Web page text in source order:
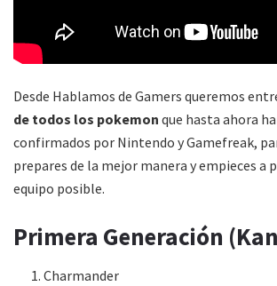
Desde Hablamos de Gamers queremos
de todos los pokemon que hasta ahora
confirmados por Nintendo y Gamefreak,
prepares de la mejor manera y empieces a
equipo posible.
Primera Generación
Charmander